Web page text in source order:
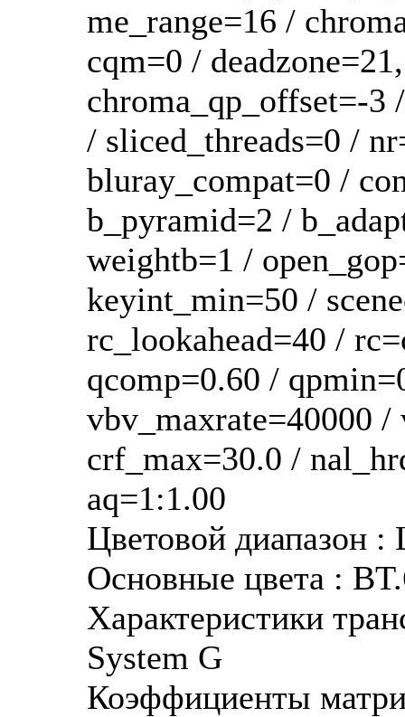
me_range=16 /
cqm=0 /
chroma_qp_offset=-3
/ sliced_threads=0 /
bluray_compat=0 /
b_pyramid=2 /
weightb=1 /
keyint_min=50 /
rc_lookahead=40 /
qcomp=0.60 /
vbv_maxrate=40000
crf_max=30.0 /
aq=1:1.00
Цветовой диапазон :
Основные цвета :
Характеристики
System G
Коэффициенты